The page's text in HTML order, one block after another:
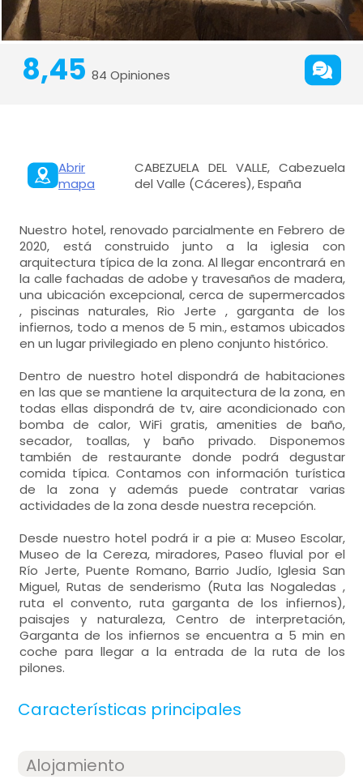
8,45 84 Opiniones
Abrir
mapa
CABEZUELA DEL VALLE, Cabezuela
del Valle (Cáceres), España
Nuestro hotel, renovado parcialmente en Febrero de
2020, está construido junto a la iglesia con
arquitectura típica de la zona. Al llegar encontrará en
la calle fachadas de adobe y travesaños de madera,
una ubicación excepcional, cerca de supermercados
, piscinas naturales, Rio Jerte , garganta de los
infiernos, todo a menos de 5 min., estamos ubicados
en un lugar privilegiado en pleno conjunto histórico.
Dentro de nuestro hotel dispondrá de habitaciones
en las que se mantiene la arquitectura de la zona, en
todas ellas dispondrá de tv, aire acondicionado con
bomba de calor, WiFi gratis, amenities de baño,
secador, toallas, y baño privado. Disponemos
también de restaurante donde podrá degustar
comida típica. Contamos con información turística
de la zona y además puede contratar varias
actividades de la zona desde nuestra recepción.
Desde nuestro hotel podrá ir a pie a: Museo Escolar,
Museo de la Cereza, miradores, Paseo fluvial por el
Río Jerte, Puente Romano, Barrio Judío, Iglesia San
Miguel, Rutas de senderismo (Ruta las Nogaledas ,
ruta el convento, ruta garganta de los infiernos),
paisajes y naturaleza, Centro de interpretación,
Garganta de los infiernos se encuentra a 5 min en
coche para llegar a la entrada de la ruta de los
pilones.
Características principales
Alojamiento